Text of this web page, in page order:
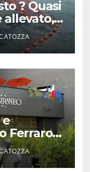
? Quasi
allevato,
e
Ferraro